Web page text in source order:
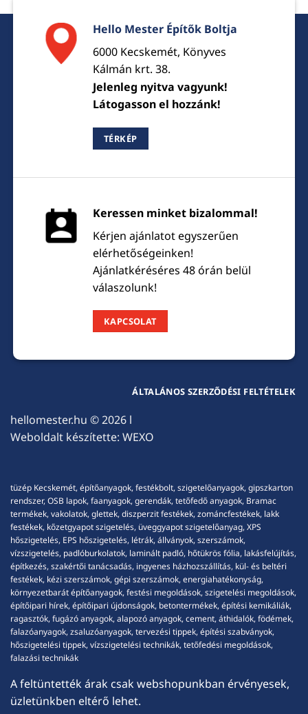
Hello Mester Építők Boltja
6000 Kecskemét, Könyves
Kálmán krt. 38.
Jelenleg nyitva vagyunk!
Látogasson el hozzánk!
TÉRKÉP
Keressen minket bizalommal!
Kérjen ajánlatot egyszerűen
elérhetőségeinken!
Ajánlatkéréséres 48 órán belül
válaszolunk!
KAPCSOLAT
hellomester.hu © 2026 l
Weboldalt készítette: WEXO
ÁLTALÁNOS SZERZŐDÉSI FELTÉTELEK
tüzép Kecskemét, építőanyagok, festékbolt, szigetelőanyagok, gipszkarton
rendszer, OSB lapok, faanyagok, gerendák, tetőfedő anyagok, Bramac
termékek, vakolatok, glettek, diszperzit festékek, zománcfestékek, lakk
festékek, kőzetgyapot szigetelés, üveggyapot szigetelőanyag, XPS
hőszigetelés, EPS hőszigetelés, létrák, állványok, szerszámok,
vízszigetelés, padlóburkolatok, laminált padló, hőtükrös fólia, lakásfelújítás,
építkezés, szakértői tanácsadás, ingyenes házhozszállítás, kül- és beltéri
festékek, kézi szerszámok, gépi szerszámok, energiahatékonyság,
környezetbarát építőanyagok, festési megoldások, szigetelési megoldások,
építőipari hírek, építőipari újdonságok, betontermékek, építési kemikáliák,
ragasztók, fugázó anyagok, alapozó anyagok, cement, áthidalók, födémek,
falazóanyagok, zsaluzóanyagok, tervezési tippek, építési szabványok,
hőszigetelési tippek, vízszigetelési technikák, tetőfedési megoldások,
falazási technikák
A feltüntették árak csak webshopunkban érvényesek,
üzletünkben eltérő lehet.